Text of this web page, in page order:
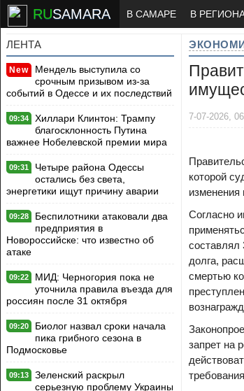
RUSAMARA В САМАРЕ В
ЛЕНТА
New
Мендель выступила со
срочным призывом из-за
событий в Одессе и их последствий
09:34
Хиллари Клинтон: Трампу
благосклонность Путина
важнее Нобелевской премии мира
09:31
Четыре района Одессы
остались без света,
энергетики ищут причину аварии
09:28
Беспилотники атаковали два
предприятия в
Новороссийске: что известно об
атаке
09:22
МИД: Черногория пока не
уточнила правила въезда для
россиян после 31 октября
09:20
Биолог назвал сроки начала
пика грибного сезона в
Подмосковье
09:13
Зеленский раскрыл
серьезную проблему Украины
7-07-2026,
которой
Согласно
составлял
долга,
смертью
запрет на